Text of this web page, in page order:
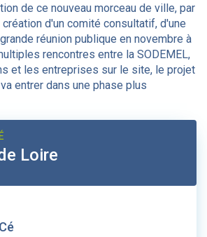
de ce nouveau morceau de ville, par
d'un comité consultatif, d'une
réunion publique en novembre à
rencontres entre la SODEMEL,
et les entreprises sur le site, le projet
entrer dans une phase plus
Loire